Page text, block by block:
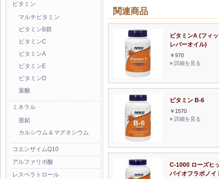
ビタミン
マルチビタミン
ビタミンB群
ビタミンC
ビタミンA
ビタミンE
ビタミンD
葉酸
ミネラル
亜鉛
カルシウム＆マグネシウム
コエンザイムQ10
アルファリポ酸
レスベラトロール
関連商品
ビタミンA (フィ
レバーオイル)
￥970
» 詳細を見る
ビタミン B-6
￥1570
» 詳細を見る
C-1000 ローズヒ
バイオフラボノイ